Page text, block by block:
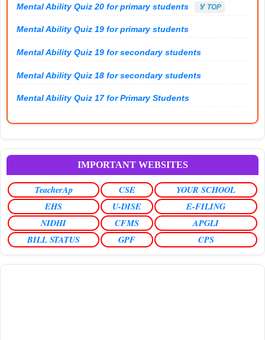
Mental Ability Quiz 20 for primary students 🏅 TOP
Mental Ability Quiz 19 for primary students
Mental Ability Quiz 19 for secondary students
Mental Ability Quiz 18 for secondary students
Mental Ability Quiz 17 for Primary Students
IMPORTANT WEBSITES
TeacherAp CSE
YOUR SCHOOL
EHS
U-DISE
E-FILING
NIDHI
CFMS
APGLI
BILL STATUS
GPF CPS